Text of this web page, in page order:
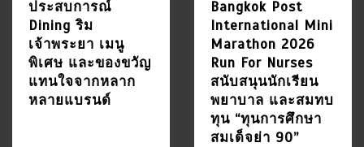
Robb Report Thailand เปิด
ตัวฉบับปฐมฤกษ์ พร้อม
ประกาศจัดงาน Best of
the Best 2026 สานต่อ
มาตรฐานแห่งความเป็นที่สุด
ของโลกลักชัวรีใน
ประเทศไทย
96 words
อุตสาหกรรม และธุรกิจแห่ง
อนาคตในไทย และระดับ
ภูมิภาคพร้อมขับเคลื่อน
อธิปไตยดิจิทัลของไทย
July 2, 2026
สร้างความทรงจำที่ดีที่สุดให้
คุณแม่ ณ ไอคอนสยาม และ
ไอซีเอส กับประสบการณ์
Dining ริมเจ้าพระยา เมนู
ประสบการณ์
Dining ริม
เจ้าพระยา เมนู
พิเศษ และของขวัญ
แทนใจจากหลาก
หลายแบรนด์
Bangkok Post
International Mini
Marathon 2026
Run For Nurses
สนับสนุนนักเรียน
พยาบาล และสมทบ
ทุน “ทุนการศึกษา
สมเด็จย่า 90”